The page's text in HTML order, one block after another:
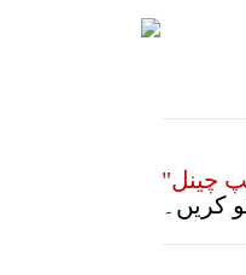
چینل"
کریں۔